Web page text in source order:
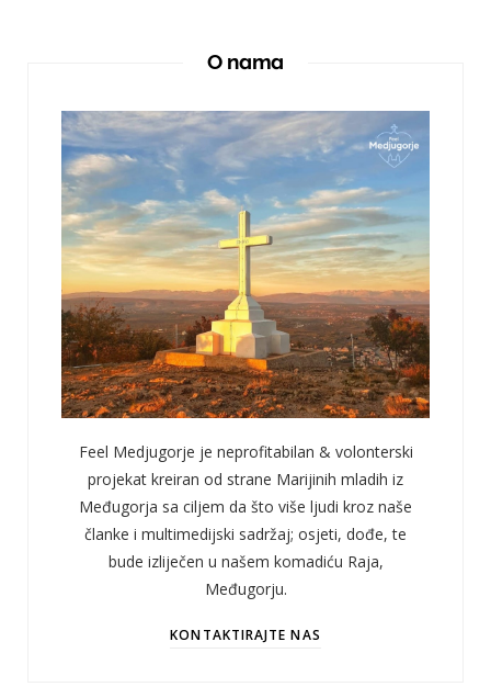
O nama
Feel Medjugorje je neprofitabilan & volonterski
projekat kreiran od strane Marijinih mladih iz
Međugorja sa ciljem da što više ljudi kroz naše
članke i multimedijski sadržaj; osjeti, dođe, te
bude izliječen u našem komadiću Raja,
Međugorju.
KONTAKTIRAJTE NAS